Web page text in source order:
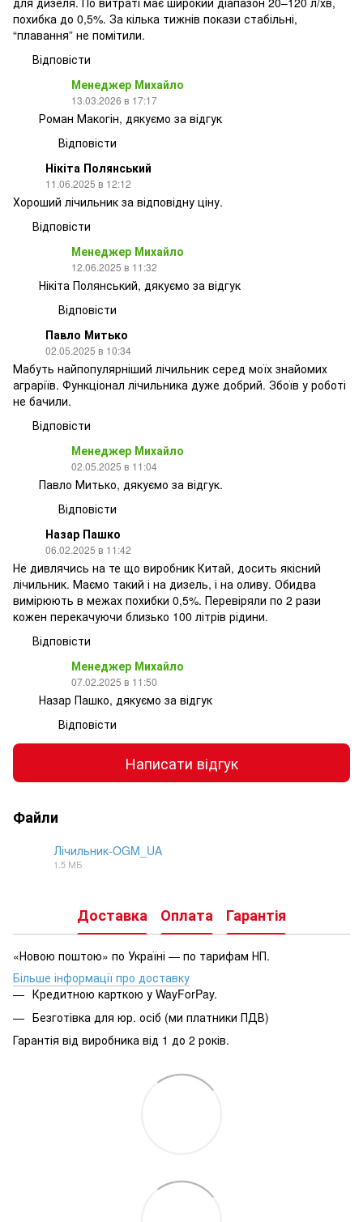
похибка до 0,5%. За кілька тижнів покази стабільні,
“плавання” не помітили.
Відповісти
Менеджер Михайло
13.03.2026 в 17:17
Роман Макогін, дякуємо за відгук
Відповісти
Нікіта Полянський
11.06.2025 в 12:12
Хороший лічильник за відповідну ціну.
Відповісти
Менеджер Михайло
12.06.2025 в 11:32
Нікіта Полянський, дякуємо за відгук
Відповісти
Павло Митько
02.05.2025 в 10:34
Мабуть найпопулярніший лічильник серед моїх знайомих
аграріїв. Функціонал лічильника дуже добрий. Збоїв у роботі
не бачили.
Відповісти
Менеджер Михайло
02.05.2025 в 11:04
Павло Митько, дякуємо за відгук.
Відповісти
Назар Пашко
06.02.2025 в 11:42
Не дивлячись на те що виробник Китай, досить якісний
лічильник. Маємо такий і на дизель, і на оливу. Обидва
вимірюють в межах похибки 0,5%. Перевіряли по 2 рази
кожен перекачуючи близько 100 літрів рідини.
Відповісти
Менеджер Михайло
07.02.2025 в 11:50
Назар Пашко, дякуємо за відгук
Відповісти
Написати відгук
Файли
Лічильник-OGM_UA
1.5 МБ
Доставка Оплата Гарантія
«Новою поштою» по Україні — по тарифам НП.
Більше інформації про доставку
Кредитною карткою у WayForPay.
Безготівка для юр. осіб (ми платники ПДВ)
Гарантія від виробника від 1 до 2 років.